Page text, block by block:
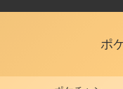
ポ